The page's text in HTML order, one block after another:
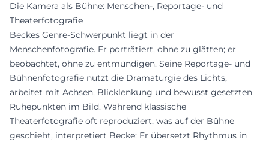
Die Kamera als Bühne: Menschen-, Reportage- und
Theaterfotografie
Beckes Genre-Schwerpunkt liegt in der
Menschenfotografie. Er porträtiert, ohne zu glätten; er
beobachtet, ohne zu entmündigen. Seine Reportage- und
Bühnenfotografie nutzt die Dramaturgie des Lichts,
arbeitet mit Achsen, Blicklenkung und bewusst gesetzten
Ruhepunkten im Bild. Während klassische
Theaterfotografie oft reproduziert, was auf der Bühne
geschieht, interpretiert Becke: Er übersetzt Rhythmus in